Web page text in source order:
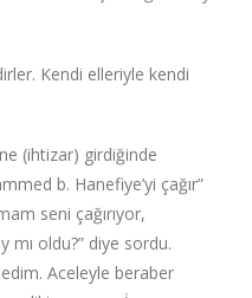
Kendi elleriyle kendi
(ihtizar) girdiğinde
b. Hanefiye’yi çağır”
seni çağırıyor,
mı oldu?” diye sordu.
Aceleyle beraber